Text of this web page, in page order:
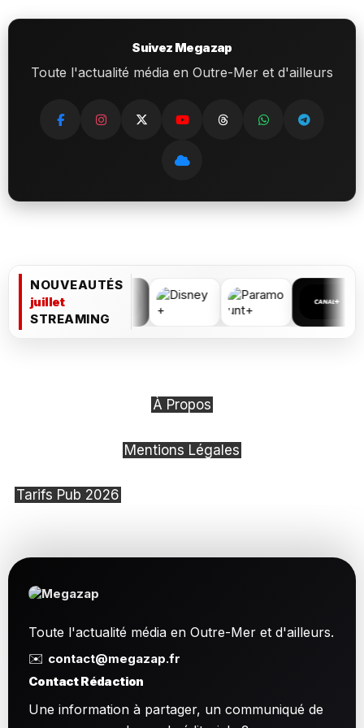
Suivez Megazap
Toute l'actualité média en Outre-Mer et d'ailleurs
NOUVEAUTÉS
juillet
STREAMING
À Propos
Mentions Légales
Tarifs Pub 2026
Toute l'actualité média en Outre-Mer et d'ailleurs.
✉️ contact@megazap.fr
Contact Rédaction
Une information à partager, un communiqué de